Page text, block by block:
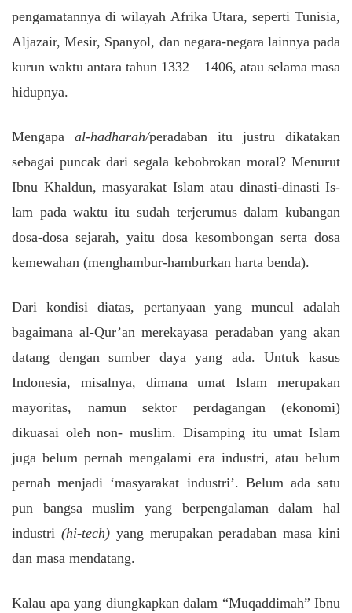
pengamatannya di wilayah Afrika Utara, seperti Tunisia,
Aljazair, Mesir, Spanyol, dan negara-negara lainnya pada
kurun waktu antara tahun 1332 – 1406, atau selama masa
hidupnya.
Mengapa al-hadharah/peradaban itu justru dikatakan
sebagai puncak dari segala kebobrokan moral? Menurut
Ibnu Khaldun, masyarakat Islam atau dinasti-dinasti Is-
lam pada waktu itu sudah terjerumus dalam kubangan
dosa-dosa sejarah, yaitu dosa kesombongan serta dosa
kemewahan (menghambur-hamburkan harta benda).
Dari kondisi diatas, pertanyaan yang muncul adalah
bagaimana al-Qur’an merekayasa peradaban yang akan
datang dengan sumber daya yang ada. Untuk kasus
Indonesia, misalnya, dimana umat Islam merupakan
mayoritas, namun sektor perdagangan (ekonomi)
dikuasai oleh non- muslim. Disamping itu umat Islam
juga belum pernah mengalami era industri, atau belum
pernah menjadi ‘masyarakat industri’. Belum ada satu
pun bangsa muslim yang berpengalaman dalam hal
industri (hi-tech)yang merupakan peradaban masa kini
dan masa mendatang.
Kalau apa yang diungkapkan dalam “Muqaddimah” Ibnu